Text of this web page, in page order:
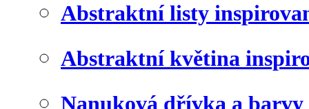
Abstraktní listy
Abstraktní květina
Nanuková dřívka a barvy